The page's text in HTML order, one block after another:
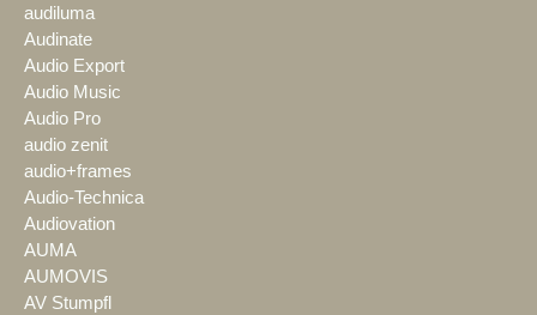
audiluma
Audinate
Audio Export
Audio Music
Audio Pro
audio zenit
audio+frames
Audio-Technica
Audiovation
AUMA
AUMOVIS
AV Stumpfl